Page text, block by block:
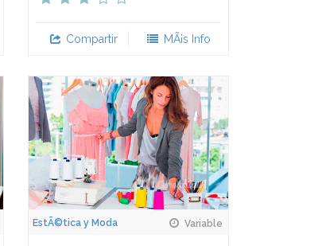
Compartir MÃ¡s Info
EstÃ©tica y Moda Variable